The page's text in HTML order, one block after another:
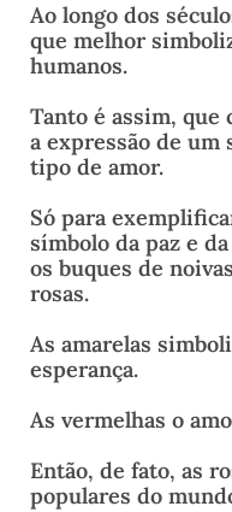
Ao longo dos
que melhor
humanos.
Tanto é assim, que
a expressão de
tipo de amor.
Só para
símbolo da paz e
os buques de
rosas.
As amarelas
esperança.
As vermelhas o
Então, de fato, as
populares do